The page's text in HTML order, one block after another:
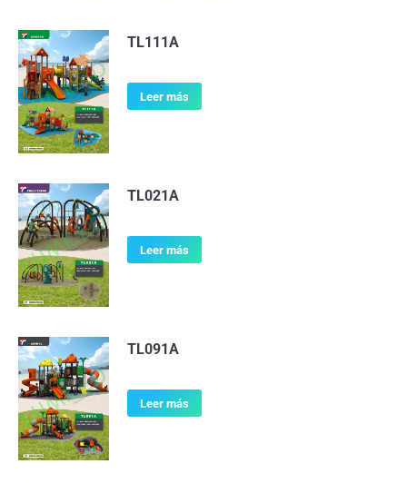
TL111A
Leer más
TL021A
Leer más
TL091A
Leer más